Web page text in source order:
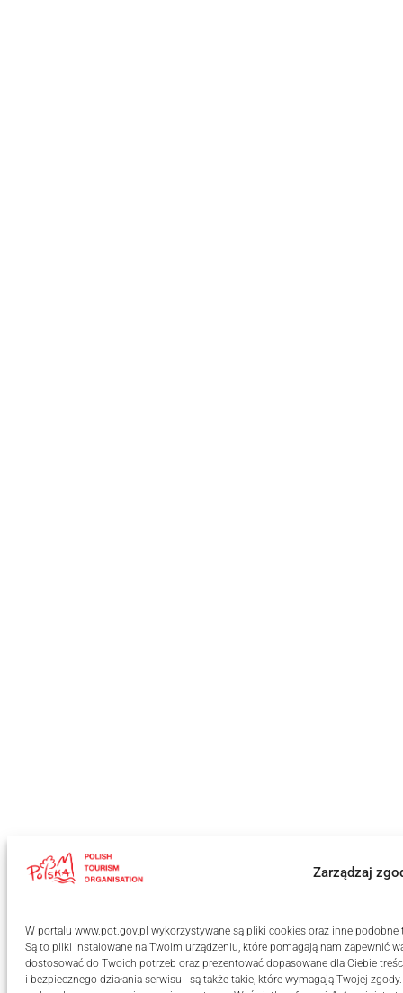
Zarządzaj
W portalu www.pot.gov.pl wykorzystywane są pliki cookies oraz inne
Są to pliki instalowane na Twoim urządzeniu, które pomagają nam zapewnić
dostosować do Twoich potrzeb oraz prezentować dopasowane dla Ciebie
i bezpiecznego działania serwisu - są także takie, które wymagają Twojej